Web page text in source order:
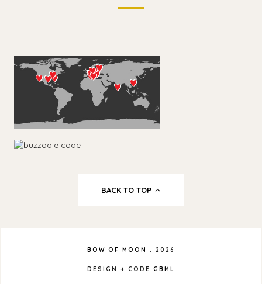
BACK TO TOP
BOW OF MOON . 2026
DESIGN + CODE GBML